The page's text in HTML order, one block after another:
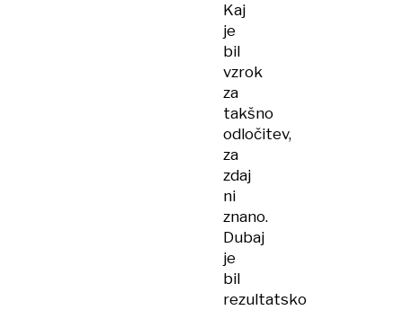
Kaj
je
bil
vzrok
za
takšno
odločitev,
za
zdaj
ni
znano.
Dubaj
je
bil
rezultatsko